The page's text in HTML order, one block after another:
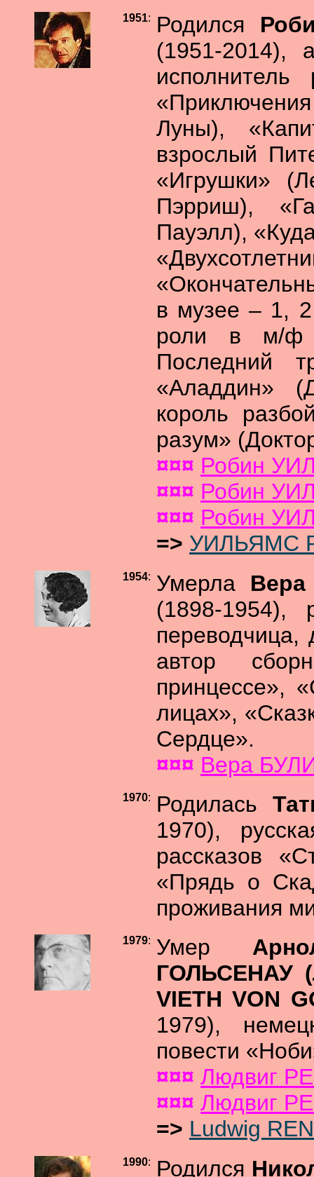
1951: Родился
(1951-2014),
Луны),
взрослый
«Игрушки»
Пэрриш),
Пауэлл),
в музее – 1,
роли в м/ф
Последний
«Аладдин»
король
разум»
¤¤¤ Робин
¤¤¤ Робин
¤¤¤ Робин
=> УИЛЬЯМС
1954: Умерла
(1898-1954),
переводчица,
автор
принцессе»,
лицах»,
Сердце».
¤¤¤ Вера
1970: Родилась
1970),
рассказов
«Прядь о
проживания
1979: Умер
ГОЛЬСЕНАУ
VIETH VON
1979),
повести
¤¤¤ Людвиг
¤¤¤ Людвиг
=> Ludwig
1990: Родился